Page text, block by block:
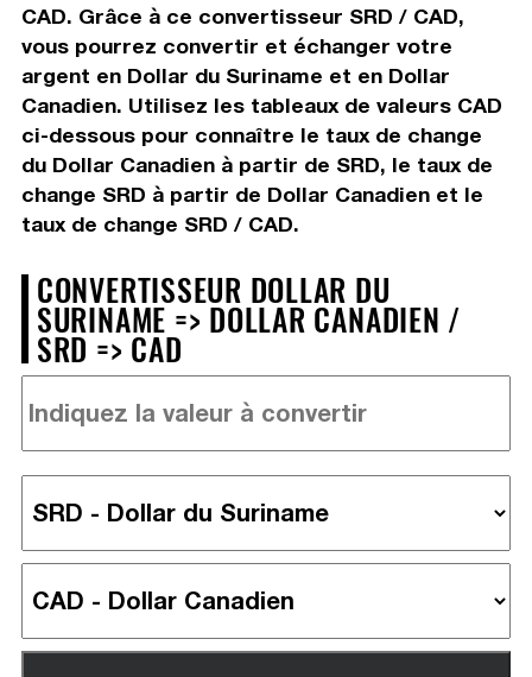
CAD. Grâce à ce convertisseur SRD / CAD,
vous pourrez convertir et échanger votre
argent en Dollar du Suriname et en Dollar
Canadien. Utilisez les tableaux de valeurs CAD
ci-dessous pour connaître le taux de change
du Dollar Canadien à partir de SRD, le taux de
change SRD à partir de Dollar Canadien et le
taux de change SRD / CAD.
CONVERTISSEUR DOLLAR DU
SURINAME => DOLLAR CANADIEN /
SRD => CAD